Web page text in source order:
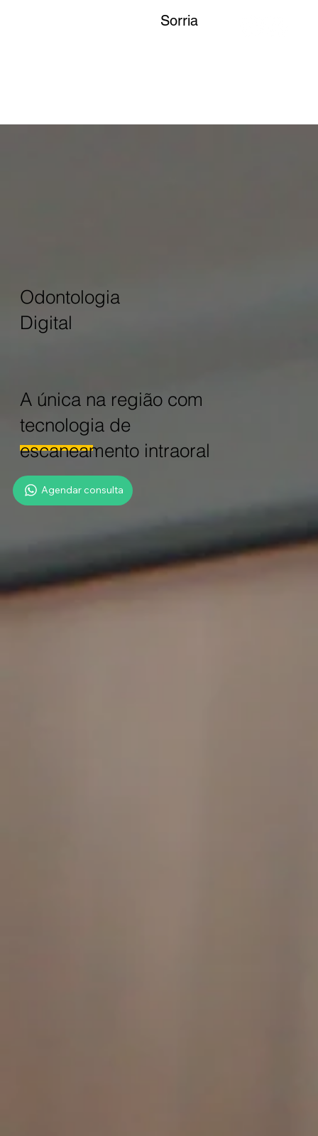
Sorria
Agendar consulta
Odontologia
Digital
A única na região com
tecnologia de
escaneamento intraoral